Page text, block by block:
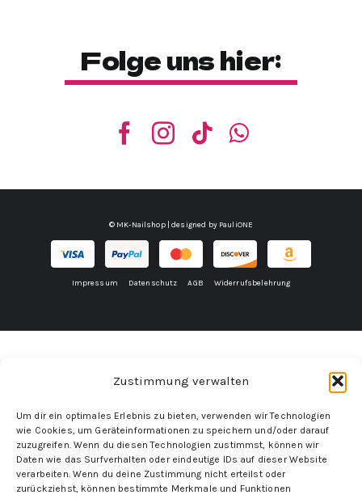
Zustimmung verwalten
Um dir ein optimales Erlebnis zu bieten, verwenden wir Technologien
wie Cookies, um Geräteinformationen zu speichern und/oder darauf
zuzugreifen. Wenn du diesen Technologien zustimmst, können wir
Daten wie das Surfverhalten oder eindeutige IDs auf dieser Website
verarbeiten. Wenn du deine Zustimmung nicht erteilst oder
zurückziehst, können bestimmte Merkmale und Funktionen
Folge uns hier:
© MK-Nailshop | designed by PauliONE
Impressum Datenschutz AGB Widerrufsbelehrung